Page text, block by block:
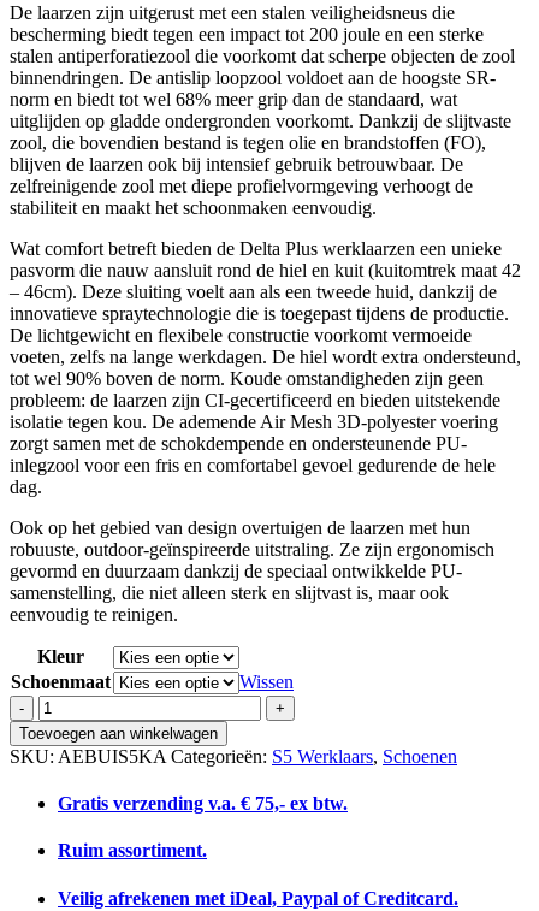
De laarzen zijn uitgerust met een stalen veiligheidsneus die
bescherming biedt tegen een impact tot 200 joule en een sterke
stalen antiperforatiezool die voorkomt dat scherpe objecten de zool
binnendringen. De antislip loopzool voldoet aan de hoogste SR-
norm en biedt tot wel 68% meer grip dan de standaard, wat
uitglijden op gladde ondergronden voorkomt. Dankzij de slijtvaste
zool, die bovendien bestand is tegen olie en brandstoffen (FO),
blijven de laarzen ook bij intensief gebruik betrouwbaar. De
zelfreinigende zool met diepe profielvormgeving verhoogt de
stabiliteit en maakt het schoonmaken eenvoudig.
Wat comfort betreft bieden de Delta Plus werklaarzen een unieke
pasvorm die nauw aansluit rond de hiel en kuit (kuitomtrek maat 42
– 46cm). Deze sluiting voelt aan als een tweede huid, dankzij de
innovatieve spraytechnologie die is toegepast tijdens de productie.
De lichtgewicht en flexibele constructie voorkomt vermoeide
voeten, zelfs na lange werkdagen. De hiel wordt extra ondersteund,
tot wel 90% boven de norm. Koude omstandigheden zijn geen
probleem: de laarzen zijn CI-gecertificeerd en bieden uitstekende
isolatie tegen kou. De ademende Air Mesh 3D-polyester voering
zorgt samen met de schokdempende en ondersteunende PU-
inlegzool voor een fris en comfortabel gevoel gedurende de hele
dag.
Ook op het gebied van design overtuigen de laarzen met hun
robuuste, outdoor-geïnspireerde uitstraling. Ze zijn ergonomisch
gevormd en duurzaam dankzij de speciaal ontwikkelde PU-
samenstelling, die niet alleen sterk en slijtvast is, maar ook
eenvoudig te reinigen.
Kleur
Schoenmaat
Wissen
Delta
Plus
Aerofit
Aerobuild
aantal
Toevoegen aan winkelwagen
SKU: AEBUIS5KA Categorieën: S5 Werklaars, Schoenen
Gratis verzending v.a. € 75,- ex btw.
Ruim assortiment.
Veilig afrekenen met iDeal, Paypal of Creditcard.